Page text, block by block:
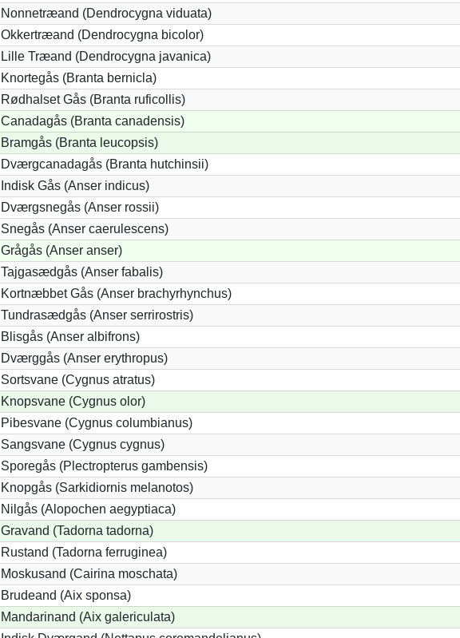
Nonnetræand (Dendrocygna viduata)
Okkertræand (Dendrocygna bicolor)
Lille Træand (Dendrocygna javanica)
Knortegås (Branta bernicla)
Rødhalset Gås (Branta ruficollis)
Canadagås (Branta canadensis)
Bramgås (Branta leucopsis)
Dværgcanadagås (Branta hutchinsii)
Indisk Gås (Anser indicus)
Dværgsnegås (Anser rossii)
Snegås (Anser caerulescens)
Grågås (Anser anser)
Tajgasædgås (Anser fabalis)
Kortnæbbet Gås (Anser brachyrhynchus)
Tundrasædgås (Anser serrirostris)
Blisgås (Anser albifrons)
Dværggås (Anser erythropus)
Sortsvane (Cygnus atratus)
Knopsvane (Cygnus olor)
Pibesvane (Cygnus columbianus)
Sangsvane (Cygnus cygnus)
Sporegås (Plectropterus gambensis)
Knopgås (Sarkidiornis melanotos)
Nilgås (Alopochen aegyptiaca)
Gravand (Tadorna tadorna)
Rustand (Tadorna ferruginea)
Moskusand (Cairina moschata)
Brudeand (Aix sponsa)
Mandarinand (Aix galericulata)